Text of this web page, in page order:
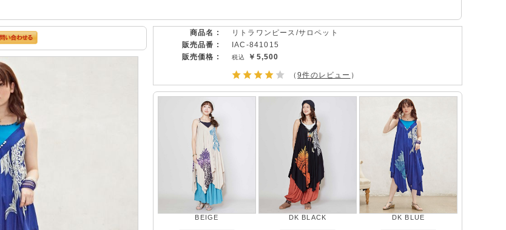
商品名 :
リトラワンピース/サロペット
販売品番 :
IAC-841015
販売価格 :
￥5,500
（9件のレビュー ）
BEIGE DK BLACK DK BLUE